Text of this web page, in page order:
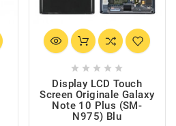
    
Display LCD Touch
Screen Originale Galaxy
Note 10 Plus (SM-
N975) Blu